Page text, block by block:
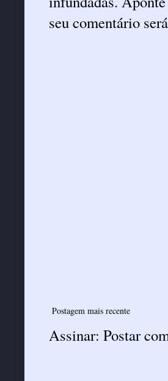
seu comentário
Postagem mais recente
Assinar: Postar